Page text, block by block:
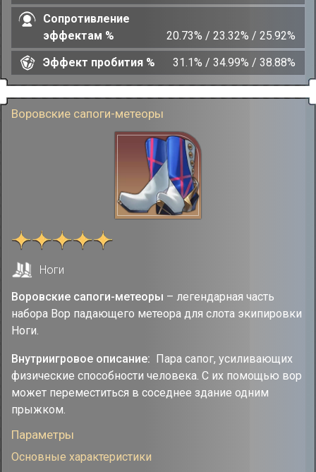
Сопротивление
эффектам %
20.73% / 23.32% / 25.92%
Эффект пробития %
31.1% / 34.99% / 38.88%
Воровские сапоги-метеоры
Ноги
Воровские сапоги-метеоры – легендарная часть
набора Вор падающего метеора для слота экипировки
Ноги.
Внутриигровое описание: Пара сапог, усиливающих
физические способности человека. С их помощью вор
может переместиться в соседнее здание одним
прыжком.
Параметры
Основные характеристики